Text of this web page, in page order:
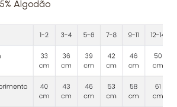
Algodão